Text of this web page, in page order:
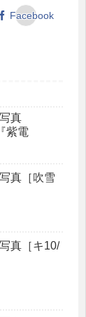
Facebook
真
紫電
真［吹雪
真［キ10/